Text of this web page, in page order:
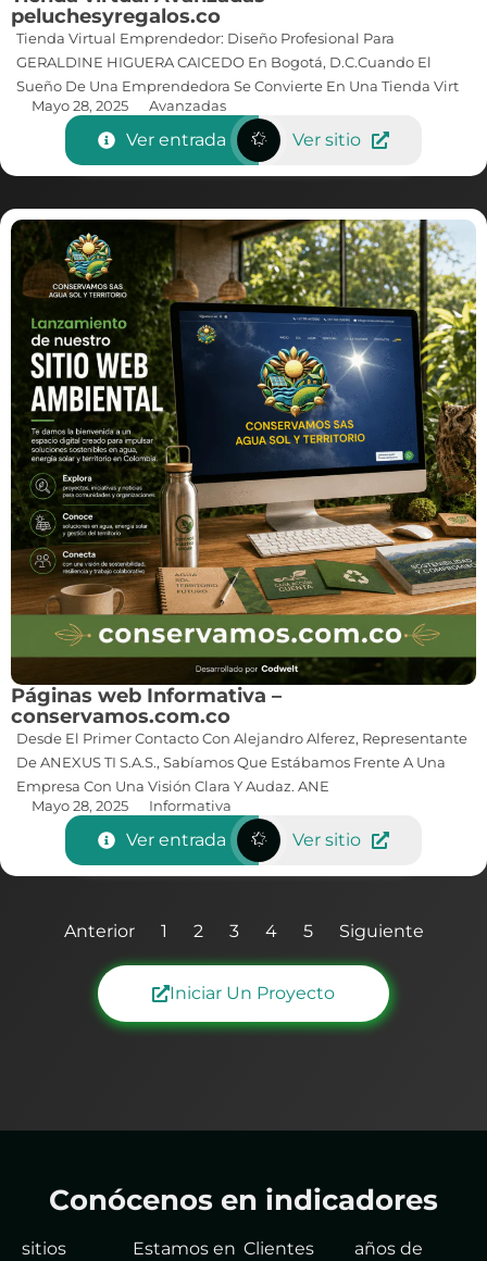
peluchesyregalos.co
Tienda Virtual Emprendedor: Diseño Profesional Para
GERALDINE HIGUERA CAICEDO En Bogotá, D.C.Cuando El
Sueño De Una Emprendedora Se Convierte En Una Tienda Virt
Mayo 28, 2025
Avanzadas
Ver entrada Ver sitio
Páginas web Informativa –
conservamos.com.co
Desde El Primer Contacto Con Alejandro Alferez, Representante
De ANEXUS TI S.A.S., Sabíamos Que Estábamos Frente A Una
Empresa Con Una Visión Clara Y Audaz. ANE
Mayo 28, 2025
Informativa
Ver entrada Ver sitio
Anterior 1 2 3 4 5 Siguiente
Iniciar Un Proyecto
Conócenos en indicadores
sitios
Estamos en Clientes
años de